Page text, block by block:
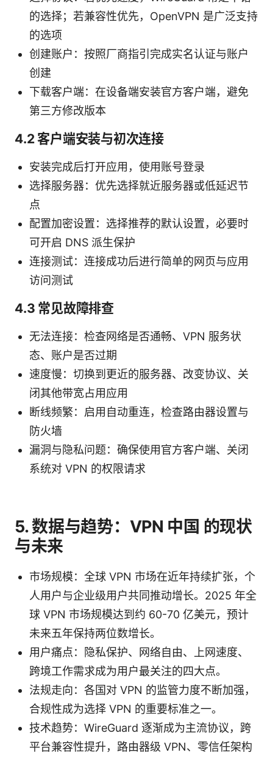
的选择；若兼容性优先，OpenVPN 是广泛支持
的选项
创建账户：按照厂商指引完成实名认证与账户
创建
下载客户端：在设备端安装官方客户端，避免
第三方修改版本
4.2 客户端安装与初次连接
安装完成后打开应用，使用账号登录
选择服务器：优先选择就近服务器或低延迟节
点
配置加密设置：选择推荐的默认设置，必要时
可开启 DNS 派生保护
连接测试：连接成功后进行简单的网页与应用
访问测试
4.3 常见故障排查
无法连接：检查网络是否通畅、VPN 服务状
态、账户是否过期
速度慢：切换到更近的服务器、改变协议、关
闭其他带宽占用应用
断线频繁：启用自动重连，检查路由器设置与
防火墙
漏洞与隐私问题：确保使用官方客户端、关闭
系统对 VPN 的权限请求
5. 数据与趋势：VPN 中国 的现状
与未来
市场规模：全球 VPN 市场在近年持续扩张，个
人用户与企业级用户共同推动增长。2025 年全
球 VPN 市场规模达到约 60-70 亿美元，预计
未来五年保持两位数增长。
用户痛点：隐私保护、网络自由、上网速度、
跨境工作需求成为用户最关注的四大点。
法规走向：各国对 VPN 的监管力度不断加强，
合规性成为选择 VPN 的重要标准之一。
技术趋势：WireGuard 逐渐成为主流协议，跨
平台兼容性提升，路由器级 VPN、零信任架构